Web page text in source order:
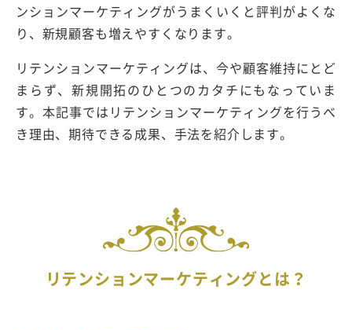
ンションマーケティングがうまくいくと評判がよくな
り、新規顧客も増えやすくなります。
リテンションマーケティングは、今や顧客維持にとど
まらず、新規開拓のひとつのカタチにもなっていま
す。本記事ではリテンションマーケティングを行うべ
き理由、期待できる成果、手法を紹介します。
リテンションマーケティングとは？